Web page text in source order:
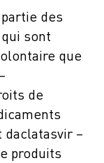
des
sont
que
de
daclatasvir –
produits